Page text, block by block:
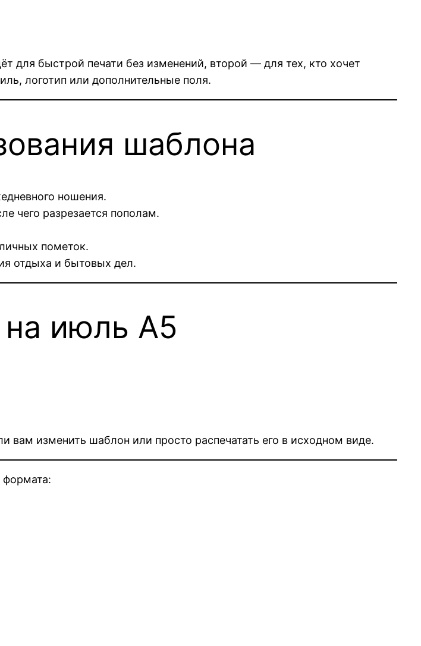
для быстрой печати без изменений, второй — для тех, кто хочет
логотип или дополнительные поля.
шаблона
ношения.
чего разрезается пополам.
пометок.
отдыха и бытовых дел.
на июль A5
вам изменить шаблон или просто распечатать его в исходном виде.
формата: